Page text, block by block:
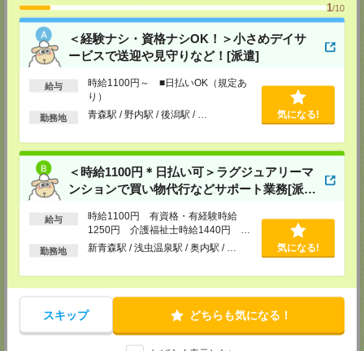
1/10
＜経験ナシ・資格ナシOK！＞小さめデイサ
ービスで送迎や見守りなど！[派遣]
給与
時給1100円～ ■日払いOK（規定あ
り）
勤務地 青森駅 / 野内駅 / 後潟駅 / … 気になる!
＜時給1100円＊日払い可＞ラグジュアリーマ
ンションで買い物代行などサポート業務[派
給与
時給1100円 有資格・有経験時給
1250円 介護福祉士時給1440円 ■
日払いOK（規定あり）※即日払い不
勤務地 新青森駅 / 浅虫温泉駅 / 奥内駅 / … 気になる!
スキップ どちらも気になる！
〒243ー0432
神奈川県海老名市中央2ー9ー50 海老名プライムタワー 7F
TEL：046-236-4110
FAX：046-236-4120
MAIL：info@n-workplace.jp
担当：派遣スタッフさん採用担当
受付可能日時：TEL:平日9:00～18:00 Web:24h受付OK
〒252-0231
FAX：042-786-5602
MAIL：info@n-workplace.jp
担当：派遣スタッフさん採用担当
受付可能日時：TEL:平日9:00～18:00 Web:24h受付OK
株式会社日本ワークプレイス 平塚事務所
神奈川県平塚市八重咲町 6ー1 平塚南口駅前ビル 6F
FAX：0463-20-4081
MAIL：info@n-workplace.jp
担当：派遣スタッフさん採用担当
受付可能日時：TEL:平日9:00～18:00 Web:24h受付OK
株式会社日本ワークプレイス 中部支店